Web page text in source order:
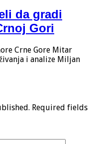
da gradi
Gori
Crne Gore Mitar
i analize Miljan
Required fields